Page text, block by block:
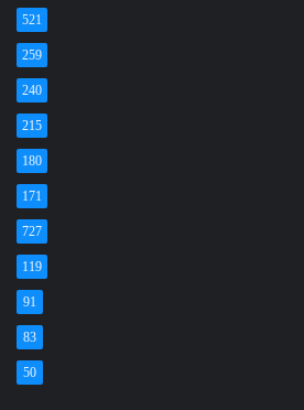
521
259
240
215
180
171
727
119
91
83
50